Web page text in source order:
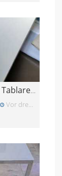
Schubladen und Tablare zu PAX-SCHRANK 75CM
Vor drei Wochen